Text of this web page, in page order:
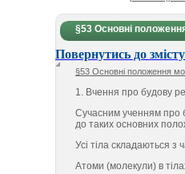
§53 Основні
Повернутись до змісту
§53 Основні положення
1. Вчення про будову
Сучасним ученням про
до таких основних
Усі тіла складаються
Атоми (молекули) в